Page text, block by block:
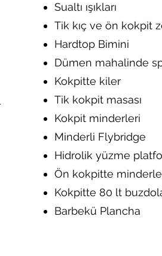
Sualtı ışıkları
Tik kıç ve ön kokpit
Hardtop Bimini
Dümen mahalinde
Kokpitte kiler
Tik kokpit masası
Kokpit minderleri
Minderli Flybridge
Hidrolik yüzme
Ön kokpitte
Kokpitte 80 lt
Barbekü Plancha